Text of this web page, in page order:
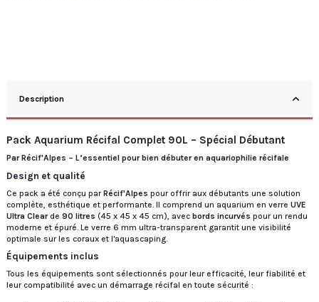
Description
Pack Aquarium Récifal Complet 90L – Spécial Débutant
Par Récif'Alpes – L’essentiel pour bien débuter en aquariophilie récifale
Design et qualité
Ce pack a été conçu parRécif'Alpes pour offrir aux débutants une solution
complète, esthétique et performante. Il comprend un aquarium en verre UVE
Ultra Clearde 90 litres (45 x 45 x 45 cm), avec bords incurvés pour un rendu
moderne et épuré. Le verre 6 mm ultra-transparent garantit une visibilité
optimale sur les coraux et l'aquascaping.
Équipements inclus
Tous les équipements sont sélectionnés pour leur efficacité, leur fiabilité et
leur compatibilité avec un démarrage récifal en toute sécurité :